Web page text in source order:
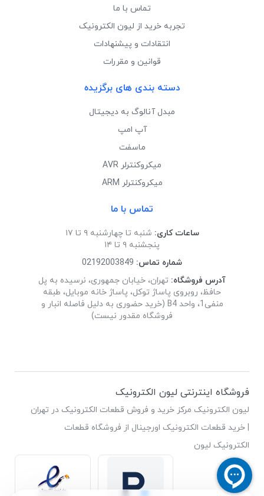
تماس با ما
تجربه خرید از لیون الکترونیک
انتقادات و پیشنهادات
قوانین و مقررات
دسته بندی های برگزیده
مبدل آنالوگ به دیجیتال
آپ امپ
ماسفت
میکروکنترلر AVR
میکروکنترلر ARM
تماس با ما
ساعات کاری: شنبه تا چهارشنبه ۹ تا ۱۷
پنجشنبه ۹ تا ۱۴
شماره تماس: 02192003849
آدرس فروشگاه: تهران، خیابان جمهوری، نرسیده به پل
حافظ، روبروی پاساژ توکل، پاساژ خانه موبایل، طبقه
منفی1، واحد B4 (خرید حضوری به دلیل فاصله انبار و
فروشگاه مقدور نیست)
فروشگاه اینترنتی لیون الکترونیک
لیون الکترونیک مرکز خرید و فروش قطعات الکترونیک در تهران
| خرید قطعات الکترونیک اورجینال از فروشگاه قطعات
الکترونیک لیون